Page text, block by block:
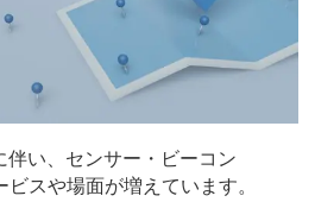
伴い、センサー・ビーコン
スや場面が増えています。